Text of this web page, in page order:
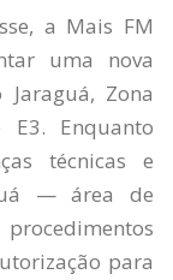
a Mais FM
uma nova
Zona
E3. Enquanto
técnicas e
— área de
para